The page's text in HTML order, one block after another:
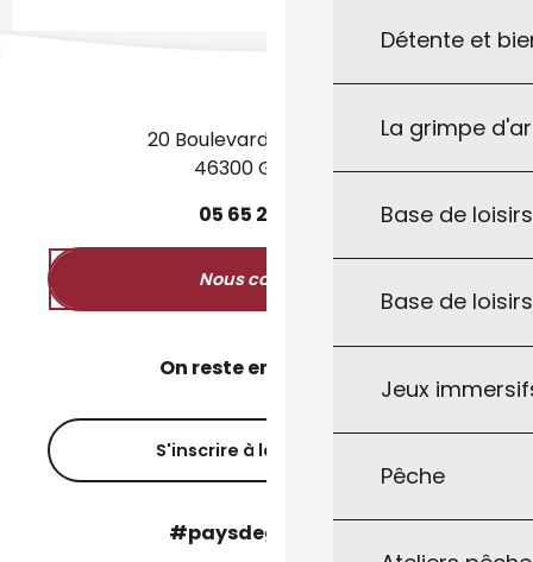
Détente et
La grimpe
Base de
Base de
Jeux
Pêche
20 Boulevard des Martyrs
46300 Gourdon
05 65 27
Nous contacter
On reste en contact ?
S'inscrire à la newsletter
#paysdegourdon !